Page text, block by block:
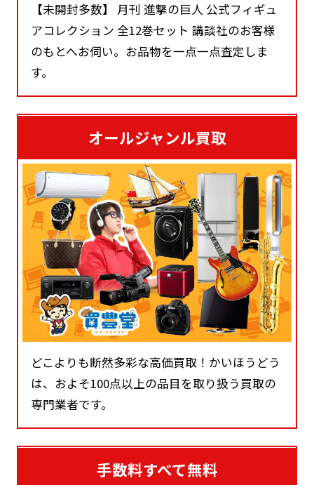
【未開封多数】 月刊 進撃の巨人 公式フィギュ
アコレクション 全12巻セット 講談社のお客様
のもとへお伺い。お品物を一点一点査定しま
す。
オールジャンル買取
どこよりも断然多彩な高価買取！かいほうどう
は、およそ100点以上の品目を取り扱う買取の
専門業者です。
手数料すべて無料